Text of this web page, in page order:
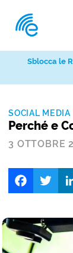
SOCIAL MEDIA
Perché e
3 OTTOBRE
Facebook
Sblocca le